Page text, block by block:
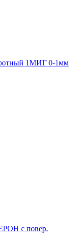
1МИГ 0-1мм
с повер.